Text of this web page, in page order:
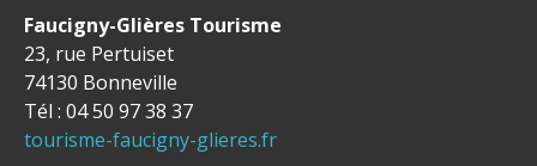
Faucigny-Glières Tourisme
23, rue Pertuiset
74130 Bonneville
Tél : 04 50 97 38 37
tourisme-faucigny-glieres.fr